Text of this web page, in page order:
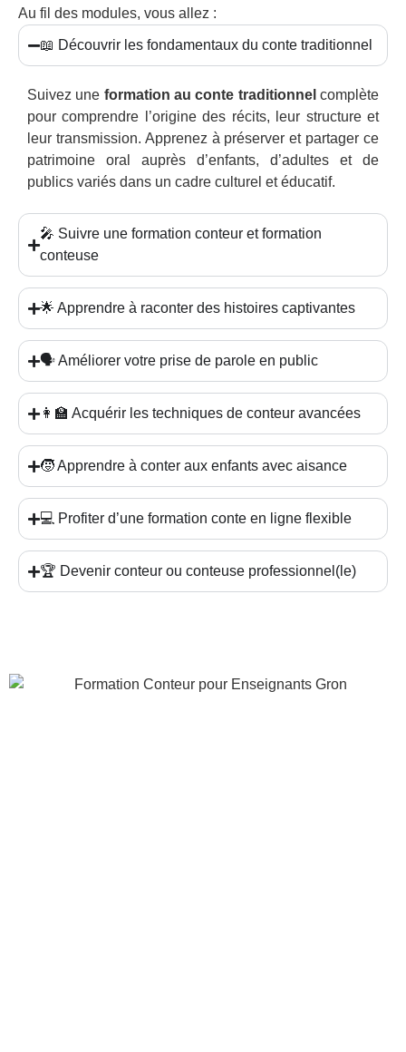
Au fil des modules, vous allez :
📖 Découvrir les fondamentaux du conte traditionnel
Suivez une formation au conte traditionnel complète
pour comprendre l’origine des récits, leur structure et
leur transmission. Apprenez à préserver et partager ce
patrimoine oral auprès d’enfants, d’adultes et de
publics variés dans un cadre culturel et éducatif.
🎤 Suivre une formation conteur et formation
conteuse
🌟 Apprendre à raconter des histoires captivantes
🗣️ Améliorer votre prise de parole en public
👩‍🏫 Acquérir les techniques de conteur avancées
🧒 Apprendre à conter aux enfants avec aisance
💻 Profiter d’une formation conte en ligne flexible
🏆 Devenir conteur ou conteuse professionnel(le)